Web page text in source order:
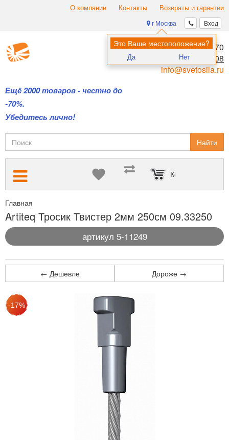
О компании Контакты Возвраты и гарантии
Вход
г Москва
Это Ваше местоположение?
Да Нет
Ещё 2000 товаров - честно до
-70%.
Убедитесь лично!
8 (495) 970-00-70
8 (800) 700-11-08
info@svetosila.ru
Найти
Корзина пуста
Главная
Artiteq Тросик Твистер 2мм 250см 09.33250
артикул 5-11249
← Дешевле Дороже →